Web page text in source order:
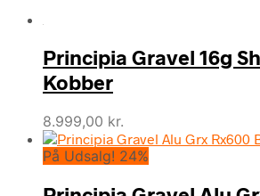
Principia Gravel 16g
Kobber
8.999,00 kr.
På Udsalg! 24%